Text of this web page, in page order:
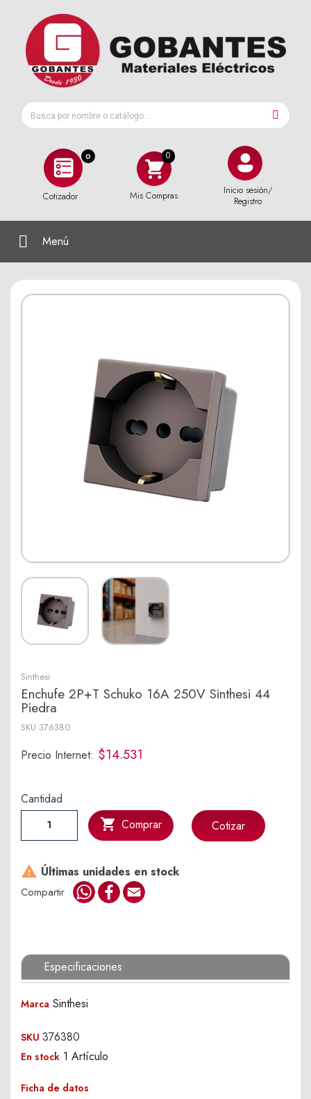
0
Cotizador Mis Compras
Inicio sesión/
Registro
Menú
Sinthesi
Enchufe 2P+T Schuko 16A 250V Sinthesi 44
Piedra
SKU 376380
Precio Internet: $14.531
Cantidad
 Comprar
 Últimas unidades en stock
Cotizar
Compartir WhatsApp
Facebook
Especificaciones
Marca Sinthesi
SKU 376380
En stock 1 Artículo
Ficha de datos